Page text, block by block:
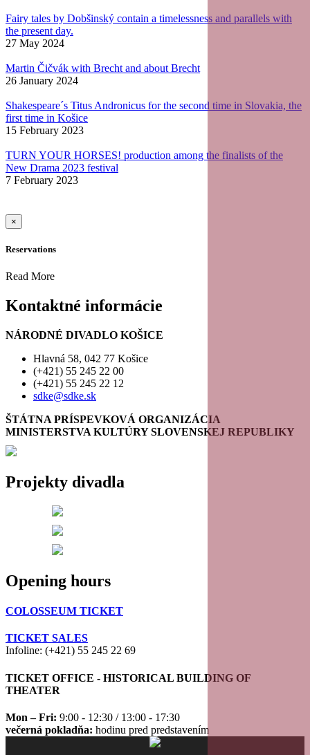
Fairy tales by Dobšinský contain a timelessness and parallels with
the present day.
27 May 2024
Martin Čičvák with Brecht and about Brecht
26 January 2024
Shakespeare´s Titus Andronicus for the second time in Slovakia, the
first time in Košice
15 February 2023
TURN YOUR HORSES! production among the finalists of the
New Drama 2023 festival
7 February 2023
×
Reservations
Read More
Kontaktné informácie
NÁRODNÉ DIVADLO KOŠICE
Hlavná 58, 042 77 Košice
(+421) 55 245 22 00
(+421) 55 245 22 12
sdke@sdke.sk
ŠTÁTNA PRÍSPEVKOVÁ ORGANIZÁCIA
MINISTERSTVA KULTÚRY SLOVENSKEJ REPUBLIKY
Projekty divadla
Opening hours
COLOSSEUM TICKET
TICKET SALES
Infoline: (+421) 55 245 22 69
TICKET OFFICE - HISTORICAL BUILDING OF
THEATER
Mon – Fri: 9:00 - 12:30 / 13:00 - 17:30
večerná pokladňa: hodinu pred predstavením